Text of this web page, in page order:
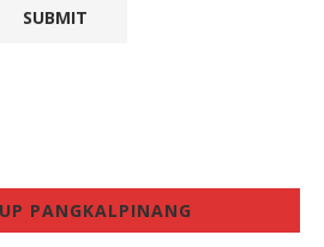
PANGKALPINANG